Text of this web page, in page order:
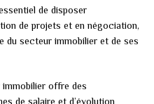
de disposer
de projets et en négociation,
du secteur immobilier et de ses
offre des
de salaire et d’évolution